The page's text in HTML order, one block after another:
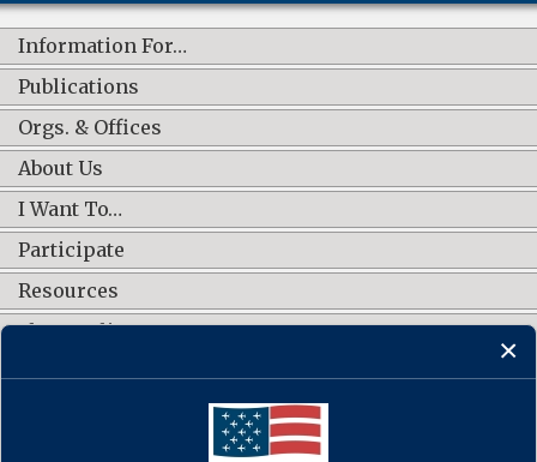
Information For…
Publications
Orgs. & Offices
About Us
I Want To…
Participate
Resources
Shop Online
CONNECT WITH US